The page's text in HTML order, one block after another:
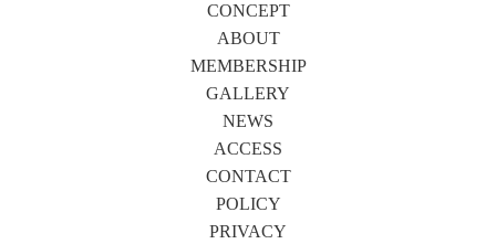
CONCEPT
ABOUT
MEMBERSHIP
GALLERY
NEWS
ACCESS
CONTACT
POLICY
PRIVACY